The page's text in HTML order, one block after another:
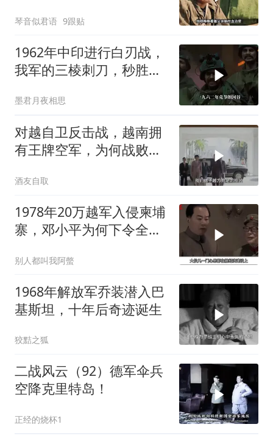
琴音似君语 9跟贴
1962年中印进行白刃战，
我军的三棱刺刀，秒胜印
墨君月夜相思
对越自卫反击战，越南拥
有王牌空军，为何战败也
酒友自取
1978年20万越军入侵柬埔
寨，邓小平为何下令全军
别人都叫我阿螫
1968年解放军乔装潜入巴
基斯坦，十年后奇迹诞生
狡黠之狐
二战风云（92）德军伞兵
空降克里特岛！
正经的烧杯1